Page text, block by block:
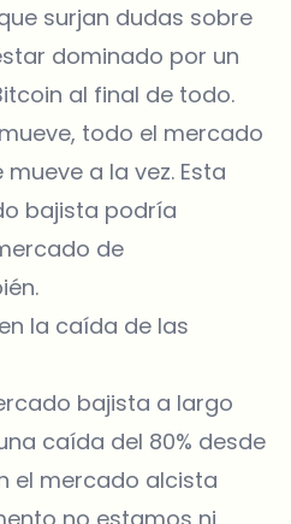
surjan dudas sobre
dominado por un
al final de todo.
todo el mercado
a la vez. Esta
bajista podría
de
la caída de las
bajista a largo
caída del 80% desde
el mercado alcista